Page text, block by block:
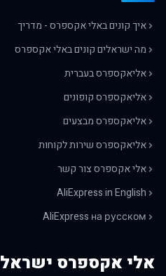
איך קונים באלי אקספרס - מדריך
מה ישראלים קונים באלי אקספרס
אליאקספרס בעברית
אליאקספרס קופונים
אליאקספרס מבצעים
אליאקספרס שירות לקוחות
אלי אקספרס צור קשר
AliExpress in English
AliExpress на русском
אלי אקספרס ישראל